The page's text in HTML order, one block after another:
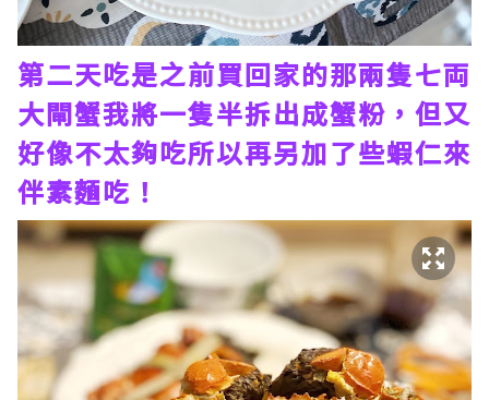
第二天吃是之前買回家的那兩隻七両
大閘蟹我將一隻半拆出成蟹粉，但又
好像不太夠吃所以再另加了些蝦仁來
伴素麵吃！